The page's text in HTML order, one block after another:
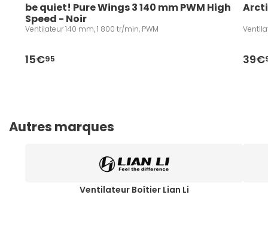
be quiet! Pure Wings 3 140 mm PWM High
Speed - Noir
Ventilateur 140 mm, 1 800 tr/min, PWM
15€95 39€
Autres marques
Ventilateur Boîtier Lian Li